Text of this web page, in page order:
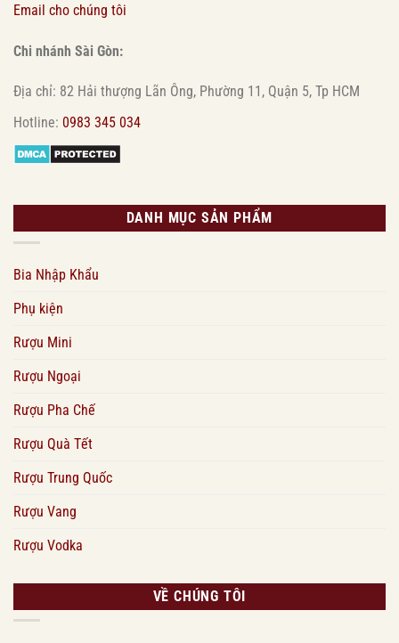
Email cho chúng tôi
Chi nhánh Sài Gòn:
Địa chỉ: 82 Hải thượng Lãn Ông, Phường 11, Quận 5, Tp HCM
Hotline: 0983 345 034
DANH MỤC SẢN PHẨM
Bia Nhập Khẩu
Phụ kiện
Rượu Mini
Rượu Ngoại
Rượu Pha Chế
Rượu Quà Tết
Rượu Trung Quốc
Rượu Vang
Rượu Vodka
VỀ CHÚNG TÔI